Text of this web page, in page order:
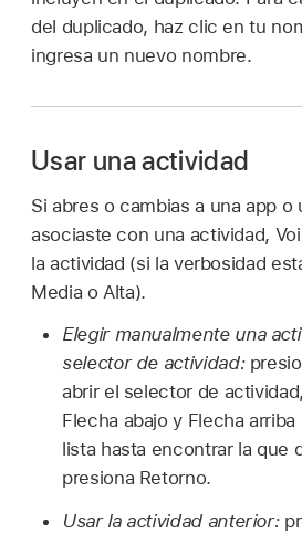
del duplicado, haz clic en tu
ingresa un nuevo nombre.
Usar una actividad
Si abres o cambias a una app
asociaste con una actividad,
la actividad (si la verbosidad
Media o Alta).
Elegir manualmente una
selector de actividad:
abrir el selector de
Flecha abajo y Flecha
lista hasta encontrar la que
presiona Retorno.
Usar la actividad anterior: